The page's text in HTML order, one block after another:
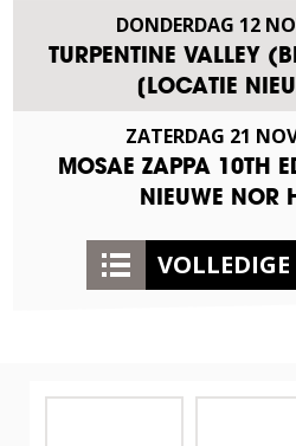
DONDERDAG 12
TURPENTINE VALLEY
[LOCATIE
ZATERDAG 21
MOSAE ZAPPA 10TH
NIEUWE NOR